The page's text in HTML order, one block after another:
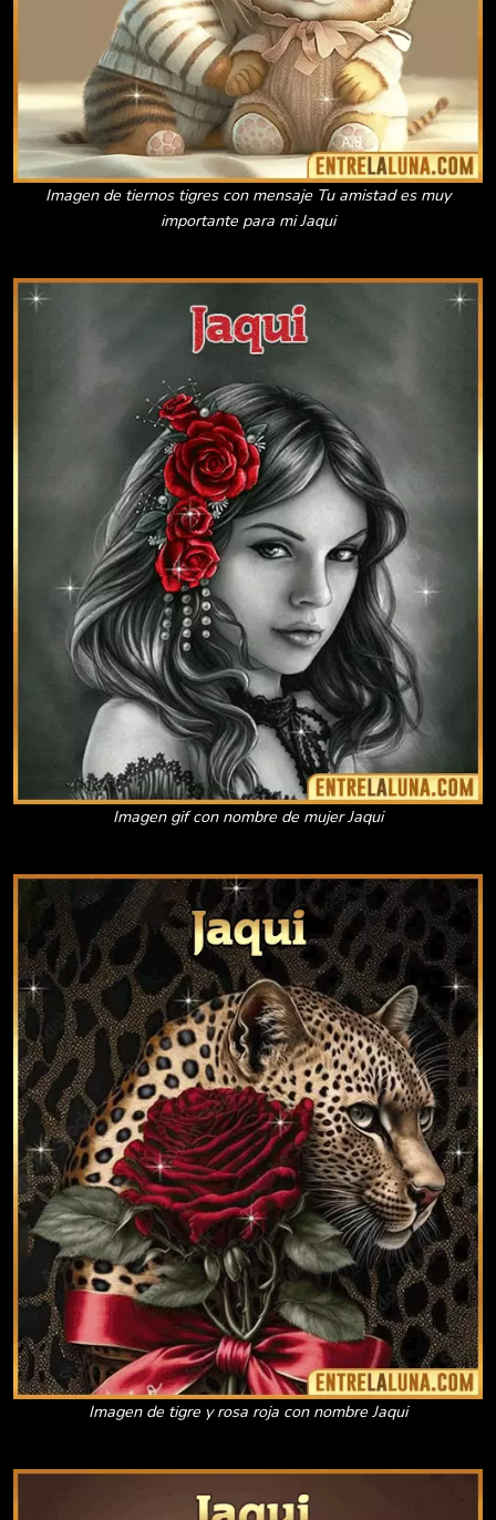
Imagen de tiernos tigres con mensaje Tu amistad es muy
importante para mi Jaqui
Imagen gif con nombre de mujer Jaqui
Imagen de tigre y rosa roja con nombre Jaqui